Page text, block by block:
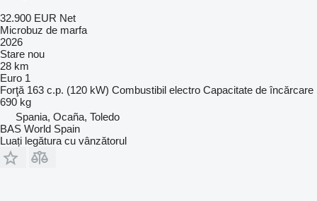
32.900 EUR Net
Microbuz de marfa
2026
Stare nou
28 km
Euro 1
Forţă 163 c.p. (120 kW) Combustibil electro Capacitate de încărcare
690 kg
Spania, Ocaña, Toledo
BAS World Spain
Luați legătura cu vânzătorul